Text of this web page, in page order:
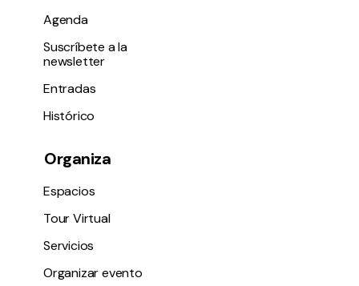
Agenda
Suscríbete a la
newsletter
Entradas
Histórico
Organiza
Espacios
Tour Virtual
Servicios
Organizar evento